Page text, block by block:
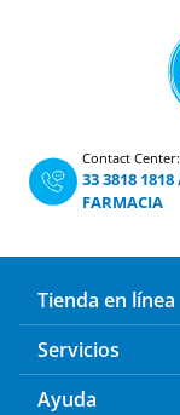
Contact Center:
33 3818 1818
FARMACIA
Tienda en línea
Servicios
Ayuda